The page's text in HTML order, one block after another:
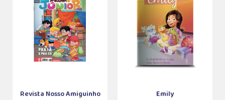
Revista Nosso Amiguinho
Emily